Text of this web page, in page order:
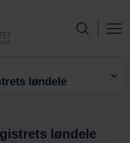
løndele
løndele